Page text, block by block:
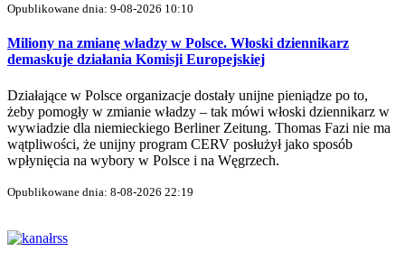
Opublikowane dnia: 9-08-2026 10:10
Miliony na zmianę władzy w Polsce. Włoski dziennikarz
demaskuje działania Komisji Europejskiej
Działające w Polsce organizacje dostały unijne pieniądze po to,
żeby pomogły w zmianie władzy – tak mówi włoski dziennikarz w
wywiadzie dla niemieckiego Berliner Zeitung. Thomas Fazi nie ma
wątpliwości, że unijny program CERV posłużył jako sposób
wpłynięcia na wybory w Polsce i na Węgrzech.
Opublikowane dnia: 8-08-2026 22:19